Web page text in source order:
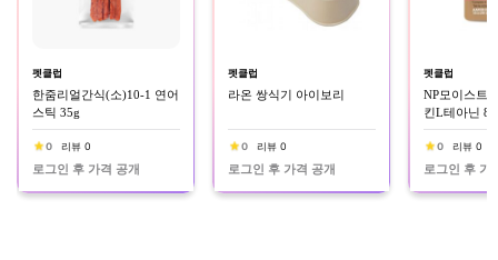
펫클럽
한줌리얼간식(소)10-1 연어
스틱 35g
0 리뷰 0
로그인 후 가격 공개
펫클럽
라온 쌍식기 아이보리
0 리뷰 0
로그인 후 가격 공개
펫클럽
NP모이스트
킨L테아닌
0 리뷰 0
로그인 후 가